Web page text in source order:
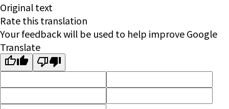
Original text
Rate this translation
Your feedback will be used to help improve Google
Translate